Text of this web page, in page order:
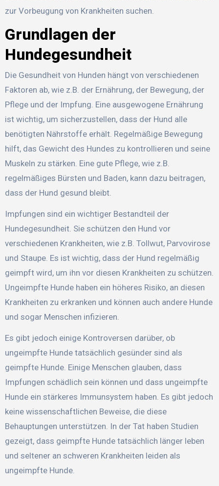
zur Vorbeugung von Krankheiten suchen.
Grundlagen der
Hundegesundheit
Die Gesundheit von Hunden hängt von verschiedenen
Faktoren ab, wie z.B. der Ernährung, der Bewegung, der
Pflege und der Impfung. Eine ausgewogene Ernährung
ist wichtig, um sicherzustellen, dass der Hund alle
benötigten Nährstoffe erhält. Regelmäßige Bewegung
hilft, das Gewicht des Hundes zu kontrollieren und seine
Muskeln zu stärken. Eine gute Pflege, wie z.B.
regelmäßiges Bürsten und Baden, kann dazu beitragen,
dass der Hund gesund bleibt.
Impfungen sind ein wichtiger Bestandteil der
Hundegesundheit. Sie schützen den Hund vor
verschiedenen Krankheiten, wie z.B. Tollwut, Parvovirose
und Staupe. Es ist wichtig, dass der Hund regelmäßig
geimpft wird, um ihn vor diesen Krankheiten zu schützen.
Ungeimpfte Hunde haben ein höheres Risiko, an diesen
Krankheiten zu erkranken und können auch andere Hunde
und sogar Menschen infizieren.
Es gibt jedoch einige Kontroversen darüber, ob
ungeimpfte Hunde tatsächlich gesünder sind als
geimpfte Hunde. Einige Menschen glauben, dass
Impfungen schädlich sein können und dass ungeimpfte
Hunde ein stärkeres Immunsystem haben. Es gibt jedoch
keine wissenschaftlichen Beweise, die diese
Behauptungen unterstützen. In der Tat haben Studien
gezeigt, dass geimpfte Hunde tatsächlich länger leben
und seltener an schweren Krankheiten leiden als
ungeimpfte Hunde.